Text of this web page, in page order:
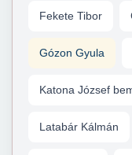
Fekete Tibor
Gózon Gyula
Katona József
Latabár Kálmán